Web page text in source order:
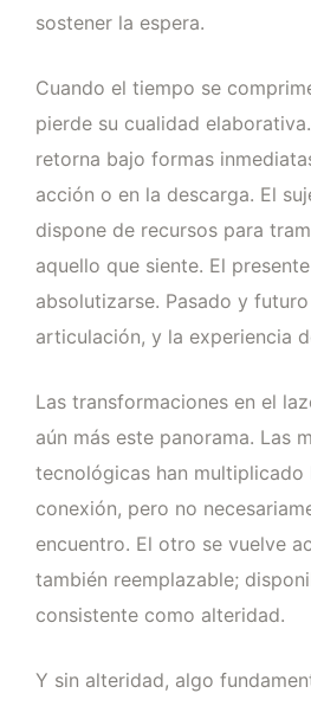
sostener la espera.
Cuando el tiempo se
pierde su cualidad
retorna bajo formas
acción o en la descarga. El
dispone de recursos para
aquello que siente. El
absolutizarse. Pasado y
articulación, y la experiencia
Las transformaciones en el
aún más este panorama. Las
tecnológicas han multiplicado
conexión, pero no
encuentro. El otro se vuelve
también reemplazable;
consistente como alteridad.
Y sin alteridad, algo